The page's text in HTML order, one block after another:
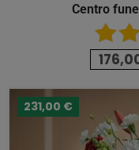
Centro
231,00 €